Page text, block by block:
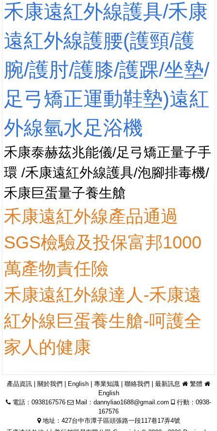
禾康遠紅外線護具/禾康
遠紅外線護腰(護頸/護
腕/護肘/護膝/護踝/坐墊/
足弓矯正運動鞋墊)遠紅
外線氫水足浴機
禾康泰赫茲兆能儀/足弓矯正量子手
環 /禾康遠紅外線護具/泡腳排毒機/
禾康巨蛋量子養生艙
禾康遠紅外線產品通過
SGS檢驗及投保富邦1000
萬產物責任險
禾康遠紅外線達人-禾康遠
紅外線巨蛋養生艙-呵護全
家人的健康
產品資訊 關於我們 English 專業知識 聯絡我們 最新訊息
繁體
English
電話：0938167576
Mail： dannyliao1688@gmail.com
行動：0938-
167576
地址：427台中市潭子區頭張路一段117巷17弄4號